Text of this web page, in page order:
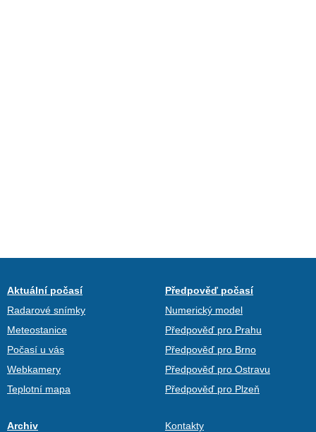
Aktuální počasí
Radarové snímky
Meteostanice
Počasí u vás
Webkamery
Teplotní mapa
Předpověď počasí
Numerický model
Předpověď pro Prahu
Předpověď pro Brno
Předpověď pro Ostravu
Předpověď pro Plzeň
Archiv Kontakty